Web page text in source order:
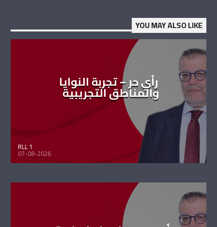
YOU MAY ALSO LIKE
رأي حر – تجربة النوايا
والمناطق التجريبية
RLL 1
07-08-2026